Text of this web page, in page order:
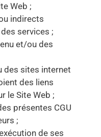
Web ;
indirects
services ;
et/ou des
des sites internet
des liens
le Site Web ;
présentes CGU
;
de ses